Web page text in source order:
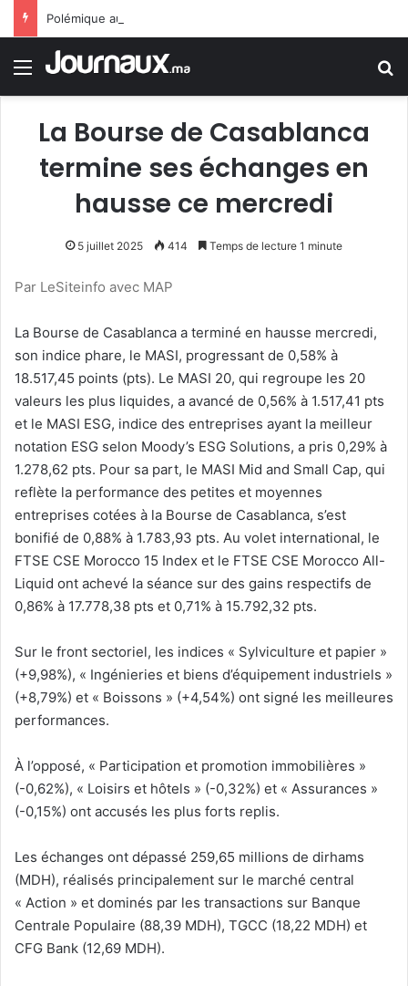
Menu
La Bourse de Casablanca
termine ses échanges en
hausse ce mercredi
5 juillet 2025 414 Temps de lecture 1 minute
Par LeSiteinfo avec MAP
La Bourse de Casablanca a terminé en hausse mercredi,
son indice phare, le MASI, progressant de 0,58% à
18.517,45 points (pts). Le MASI 20, qui regroupe les 20
valeurs les plus liquides, a avancé de 0,56% à 1.517,41 pts
et le MASI ESG, indice des entreprises ayant la meilleur
notation ESG selon Moody’s ESG Solutions, a pris 0,29% à
1.278,62 pts. Pour sa part, le MASI Mid and Small Cap, qui
reflète la performance des petites et moyennes
entreprises cotées à la Bourse de Casablanca, s’est
bonifié de 0,88% à 1.783,93 pts. Au volet international, le
FTSE CSE Morocco 15 Index et le FTSE CSE Morocco All-
Liquid ont achevé la séance sur des gains respectifs de
0,86% à 17.778,38 pts et 0,71% à 15.792,32 pts.
Sur le front sectoriel, les indices « Sylviculture et papier »
(+9,98%), « Ingénieries et biens d’équipement industriels »
(+8,79%) et « Boissons » (+4,54%) ont signé les meilleures
performances.
À l’opposé, « Participation et promotion immobilières »
(-0,62%), « Loisirs et hôtels » (-0,32%) et « Assurances »
(-0,15%) ont accusés les plus forts replis.
Les échanges ont dépassé 259,65 millions de dirhams
(MDH), réalisés principalement sur le marché central
« Action » et dominés par les transactions sur Banque
Centrale Populaire (88,39 MDH), TGCC (18,22 MDH) et
CFG Bank (12,69 MDH).